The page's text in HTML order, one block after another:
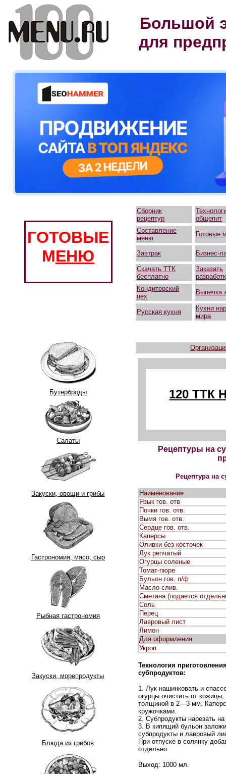
Большой
для
ГОТОВЫЕ
МЕНЮ
Сборник
рецептур
общепит
Составление
меню
Готовые
Завтрак Бизнес-
Скачать ТТК
бесплатно
Заказать
Кондитерский
цех
Выпечка
Русская кухня
Кухни
мира
Бутерброды
Салаты
Закуски, овощи и грибы
Гастрономия, мясо, сыр
Рыбная гастрономия
Закуски, морепродукты
Блюда из грибов
120
Рецептуры на
Рецептура на
Наименование
Язык гов. отв
Почки гов. отв.
Вымя гов. отв.
Сердце гов. отв.
Каперсы
Оливки без косточек
Лук репчатый
Огурцы соленые
Томат-пюре
Бульон гов. п/ф
Масло слив.
Сметана (подается
Соль
Перец
Лавровый лист
Лимон
Для оформления
Укроп
Технология
субпродуктов:
1. Лук нашинковать и
огурцы очистить от
толщиной в 2—3 мм.
кружочками.
2. Субпродукты нарезать
3. В кипящий бульон
субпродукты и лавровый
При отпуске в солянку
отдельно.
Выход: 1000 мл.